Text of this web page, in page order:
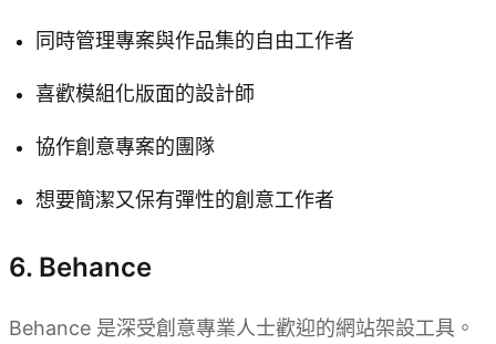
同時管理專案與作品集的自由工作者
喜歡模組化版面的設計師
協作創意專案的團隊
想要簡潔又保有彈性的創意工作者
6. Behance
Behance 是深受創意專業人士歡迎的網站架設工具。